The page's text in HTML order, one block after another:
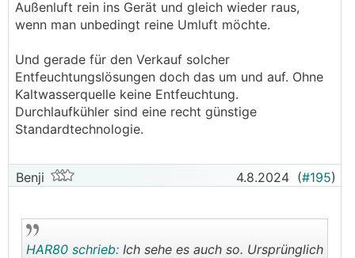
Außenluft rein ins Gerät und gleich wieder raus,
wenn man unbedingt reine Umluft möchte.
Und gerade für den Verkauf solcher
Entfeuchtungslösungen doch das um und auf. Ohne
Kaltwasserquelle keine Entfeuchtung.
Durchlaufkühler sind eine recht günstige
Standardtechnologie.
Benji 4.8.2024 (#195)
HAR80 schrieb: Ich sehe es auch so. Ursprünglich